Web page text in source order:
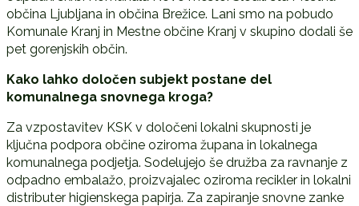
občina Ljubljana in občina Brežice. Lani smo na pobudo
Komunale Kranj in Mestne občine Kranj v skupino dodali še
pet gorenjskih občin.
Kako lahko določen subjekt postane del
komunalnega snovnega kroga?
Za vzpostavitev KSK v določeni lokalni skupnosti je
ključna podpora občine oziroma župana in lokalnega
komunalnega podjetja. Sodelujejo še družba za ravnanje z
odpadno embalažo, proizvajalec oziroma recikler in lokalni
distributer higienskega papirja. Za zapiranje snovne zanke